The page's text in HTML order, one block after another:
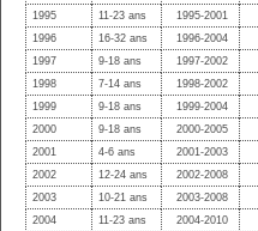
1995
11-23 ans 1995-2001
1996
16-32 ans 1996-2004
1997
9-18 ans 1997-2002
1998
7-14 ans 1998-2002
1999
9-18 ans 1999-2004
2000
9-18 ans 2000-2005
2001
4-6 ans 2001-2003
2002
12-24 ans 2002-2008
2003
10-21 ans 2003-2008
2004
11-23 ans 2004-2010